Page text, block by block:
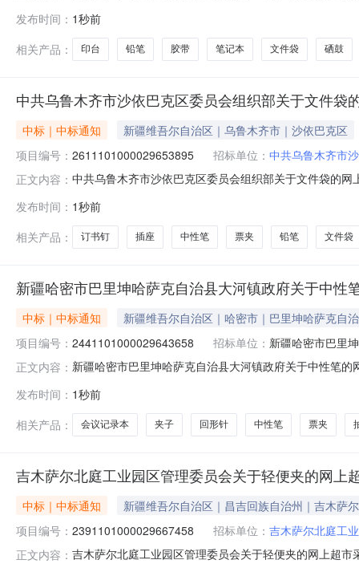
在行政区划名称:新疆维吾尔自治区喀什地区伽师县报价
发布时间： 1秒前
相关产品：
印台 铅笔 胶带 笔记本 文件袋 硒鼓
中共乌鲁木齐市沙依巴克区委员会组织部关于文件袋
中标｜中标通知
新疆维吾尔自治区｜乌鲁木齐市｜沙依巴克区
项目编号： 2611101000029653895 招标单位： 中共乌鲁木齐市
正文内容： 中共乌鲁木齐市沙依巴克区委员会组织部关于文件袋的
金额（元）:项目所在行政区划编码:650103项目所在行
发布时间： 1秒前
相关产品：
订书钉 插座 中性笔 票夹 铅笔 文件袋
新疆哈密市巴里坤哈萨克自治县大河镇政府关于中性
中标｜中标通知
新疆维吾尔自治区｜哈密市｜巴里坤哈萨克自
项目编号： 2441101000029643658 招标单位： 新疆哈密市巴里
正文内容： 新疆哈密市巴里坤哈萨克自治县大河镇政府关于中性笔
（元）:项目所在行政区划编码:650521项目所在行政区
发布时间： 1秒前
相关产品：
会议记录本 夹子 回形针 中性笔 票夹
吉木萨尔北庭工业园区管理委员会关于轻便夹的网上
中标｜中标通知
新疆维吾尔自治区｜昌吉回族自治州｜吉木萨
项目编号： 2391101000029667458 招标单位： 吉木萨尔北庭工
正文内容： 吉木萨尔北庭工业园区管理委员会关于轻便夹的网上超